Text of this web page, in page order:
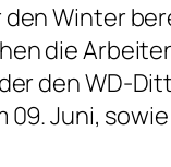
den Winter
die
den WD-
09. Juni,